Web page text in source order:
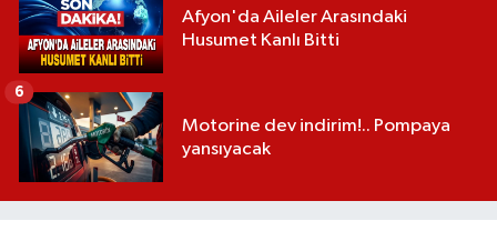
Afyon'da Aileler Arasındaki
Husumet Kanlı Bitti
Motorine dev indirim!.. Pompaya
yansıyacak
6